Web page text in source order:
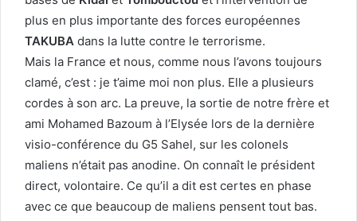
plus en plus importante des forces européennes
TAKUBA dans la lutte contre le terrorisme.
Mais la France et nous, comme nous l’avons toujours
clamé, c’est : je t’aime moi non plus. Elle a plusieurs
cordes à son arc. La preuve, la sortie de notre frère et
ami Mohamed Bazoum à l’Elysée lors de la dernière
visio-conférence du G5 Sahel, sur les colonels
maliens n’était pas anodine. On connaît le président
direct, volontaire. Ce qu’il a dit est certes en phase
avec ce que beaucoup de maliens pensent tout bas.